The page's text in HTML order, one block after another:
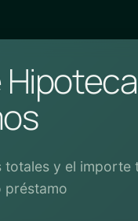
totales y el importe
préstamo